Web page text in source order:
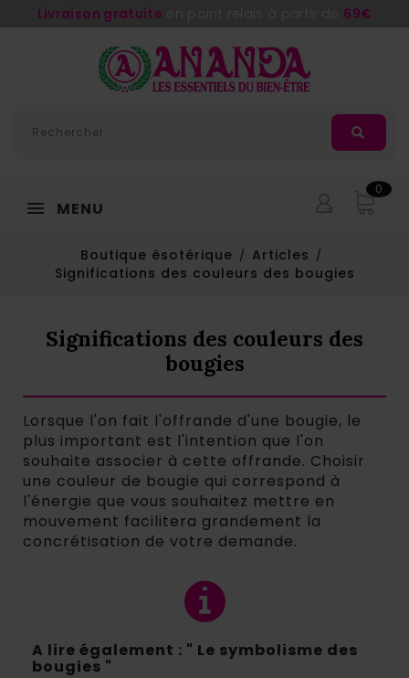
Livraison gratuite 69€
MENU
0
Boutique ésotérique
Articles
Significations des couleurs des bougies
Significations des couleurs des
bougies
Lorsque l'on fait l'offrande d'une bougie, le
plus important est l'intention que l'on
souhaite associer à cette offrande. Choisir
une couleur de bougie qui correspond à
l'énergie que vous souhaitez mettre en
mouvement facilitera grandement la
concrétisation de votre demande.
A lire également : " Le symbolisme des
bougies "